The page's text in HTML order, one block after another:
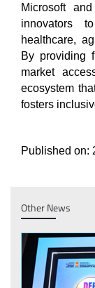
Microsoft
innovators
healthcare,
By providing
market
ecosystem
fosters
Published on:
Other News